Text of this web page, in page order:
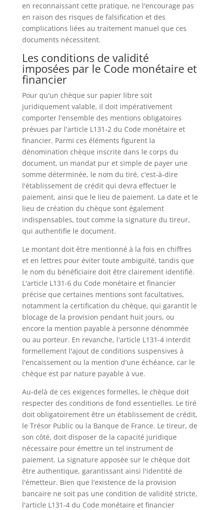
en reconnaissant cette pratique, ne l'encourage pas
en raison des risques de falsification et des
complications liées au traitement manuel que ces
documents nécessitent.
Les conditions de validité
imposées par le Code monétaire et
financier
Pour qu'un chèque sur papier libre soit
juridiquement valable, il doit impérativement
comporter l'ensemble des mentions obligatoires
prévues par l'article L131-2 du Code monétaire et
financier. Parmi ces éléments figurent la
dénomination chèque inscrite dans le corps du
document, un mandat pur et simple de payer une
somme déterminée, le nom du tiré, c'est-à-dire
l'établissement de crédit qui devra effectuer le
paiement, ainsi que le lieu de paiement. La date et le
lieu de création du chèque sont également
indispensables, tout comme la signature du tireur,
qui authentifie le document.
Le montant doit être mentionné à la fois en chiffres
et en lettres pour éviter toute ambiguïté, tandis que
le nom du bénéficiaire doit être clairement identifié.
L'article L131-6 du Code monétaire et financier
précise que certaines mentions sont facultatives,
notamment la certification du chèque, qui garantit le
blocage de la provision pendant huit jours, ou
encore la mention payable à personne dénommée
ou au porteur. En revanche, l'article L131-4 interdit
formellement l'ajout de conditions suspensives à
l'encaissement ou la mention d'une échéance, car le
chèque est par nature payable à vue.
Au-delà de ces exigences formelles, le chèque doit
respecter des conditions de fond essentielles. Le tiré
doit obligatoirement être un établissement de crédit,
le Trésor Public ou la Banque de France. Le tireur, de
son côté, doit disposer de la capacité juridique
nécessaire pour émettre un tel instrument de
paiement. La signature apposée sur le chèque doit
être authentique, garantissant ainsi l'identité de
l'émetteur. Bien que l'existence de la provision
bancaire ne soit pas une condition de validité stricte,
l'article L131-4 du Code monétaire et financier